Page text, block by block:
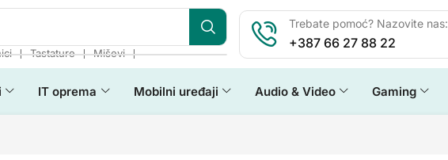
❘ Tastature ❘ Miševi ❘
Trebate pomoć? Nazovite nas:
+387 66 27 88 22
IT oprema Mobilni uređaji Audio & Video Gaming